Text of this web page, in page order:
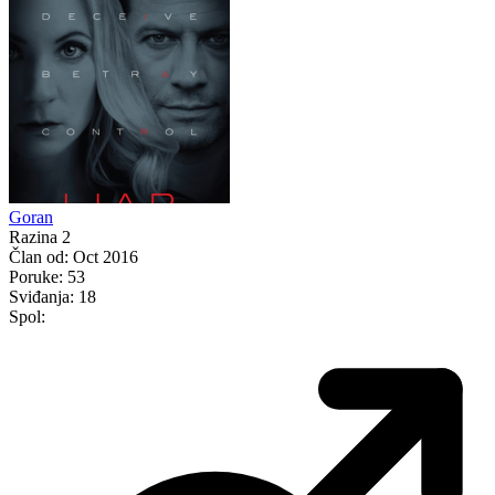
Goran
Razina 2
Član od: Oct 2016
Poruke: 53
Sviđanja: 18
Spol: